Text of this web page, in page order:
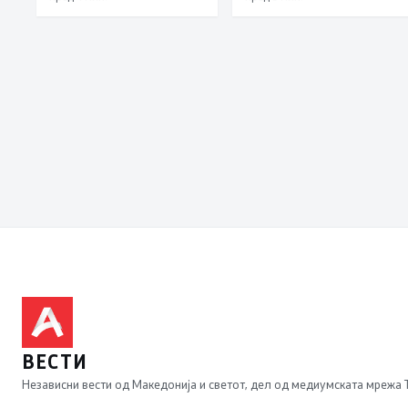
ВЕСТИ
Независни вести од Македонија и светот, дел од медиумската